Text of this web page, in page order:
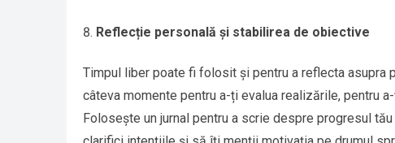
Reflecție personală și stabilirea de obiective
Timpul liber poate fi folosit și pentru a reflecta
câteva momente pentru a-ți evalua realizările, pentru
Folosește un jurnal pentru a scrie despre progresul